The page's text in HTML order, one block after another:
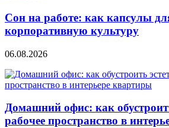
Сон на работе: как капсулы
корпоративную культуру
06.08.2026
Домашний офис: как
рабочее пространство в